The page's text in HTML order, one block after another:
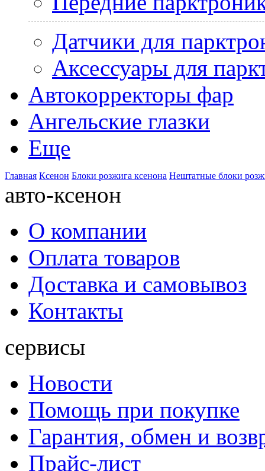
Датчики для
Аксессуары для
Автокорректоры фар
Ангельские глазки
Еще
Главная Ксенон Блоки розжига ксенона Нештатные блоки
авто-ксенон
О компании
Оплата товаров
Доставка и самовывоз
Контакты
сервисы
Новости
Помощь при покупке
Гарантия, обмен и
Прайс-лист